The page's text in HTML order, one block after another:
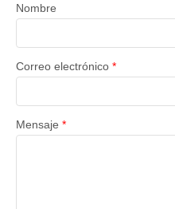
Nombre
Correo electrónico *
Mensaje *